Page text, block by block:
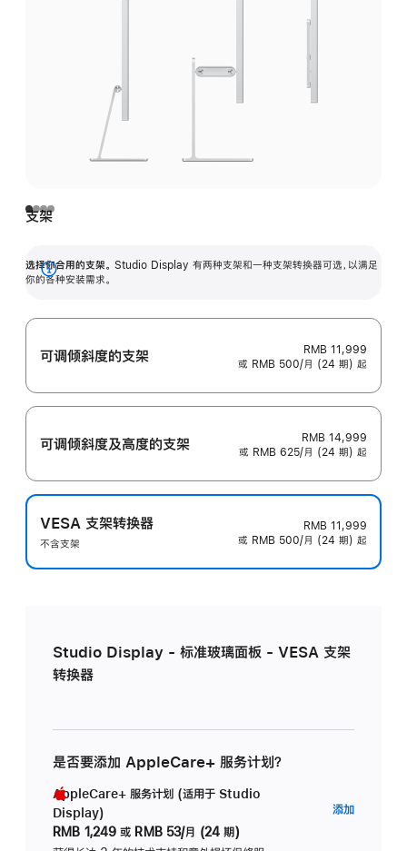
支架
选择你合用的支架。 Studio Display 有两种支架和一种支架转换器可选，以满足
你的各种安装需求。
展
可调倾斜度的支架
RMB 11,999
或 RMB 500/月 (24 期) 起
可调倾斜度及高‍度的支‍架
RMB 14,999
或 RMB 625/月 (24 期) 起
VESA 支架转换器
不含支架
RMB 11,999
或 RMB 500/月 (24 期) 起
Studio Display - 标准玻璃面板 - VESA 支架
转换器
是否要添加 AppleCare+ 服务计划？
AppleCare+ 服务计划 (适用于 Studio
Display)
RMB 1,249 或 RMB 53/月 (24 期)
添加